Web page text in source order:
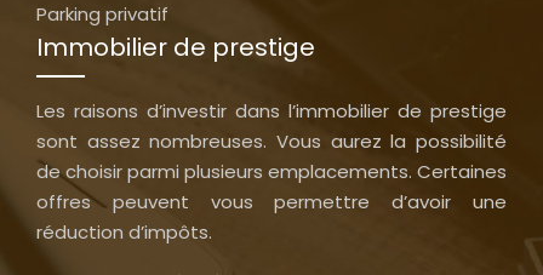
Parking privatif
Immobilier de prestige
Les raisons d’investir dans l’immobilier de prestige
sont assez nombreuses. Vous aurez la possibilité
de choisir parmi plusieurs emplacements. Certaines
offres peuvent vous permettre d’avoir une
réduction d’impôts.